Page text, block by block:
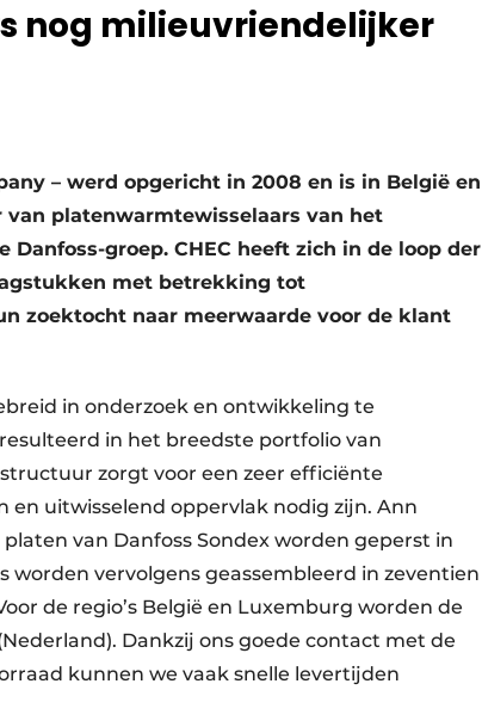
nog milieuvriendelijker
– werd opgericht in 2008 en is in België en
platenwarmtewisselaars van het
groep. CHEC heeft zich in de loop der
met betrekking tot
zoektocht naar meerwaarde voor de klant
in onderzoek en ontwikkeling te
in het breedste portfolio van
zorgt voor een zeer efficiënte
uitwisselend oppervlak nodig zijn. Ann
van Danfoss Sondex worden geperst in
vervolgens geassembleerd in zeventien
de regio’s België en Luxemburg worden de
Dankzij ons goede contact met de
kunnen we vaak snelle levertijden